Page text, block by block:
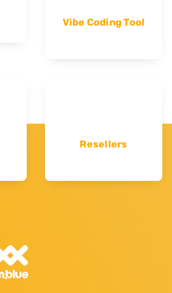
Vibe Coding Tool
Resellers